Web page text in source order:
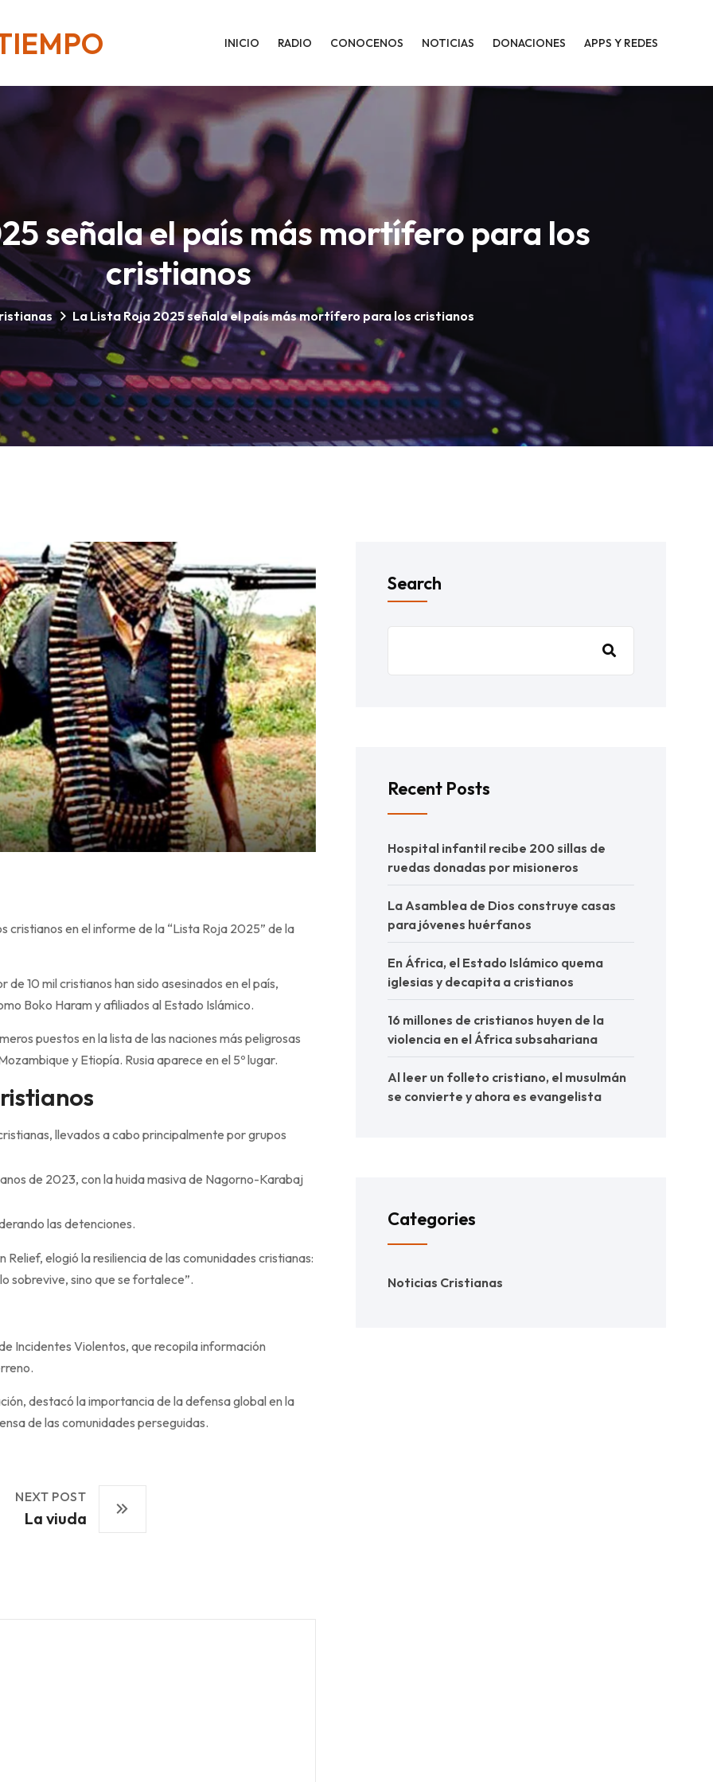
INICIO RADIO CONOCENOS NOTICIAS DONACIONES APPS Y REDES
señala el país más mortífero para los
cristianos
La Lista Roja 2025 señala el país más mortífero para los cristianos
en el informe de la “Lista Roja 2025” de la
10 mil cristianos han sido asesinados en el país,
Boko Haram y afiliados al Estado Islámico.
puestos en la lista de las naciones más peligrosas
y Etiopía. Rusia aparece en el 5º lugar.
llevados a cabo principalmente por grupos
de 2023, con la huida masiva de Nagorno-Karabaj
las detenciones.
elogió la resiliencia de las comunidades cristianas:
sobrevive, sino que se fortalece”.
Incidentes Violentos, que recopila información
destacó la importancia de la defensa global en la
de las comunidades perseguidas.
NEXT POST
La viuda
Search
Recent Posts
Hospital infantil recibe 200 sillas de
ruedas donadas por misioneros
La Asamblea de Dios construye casas
para jóvenes huérfanos
En África, el Estado Islámico quema
iglesias y decapita a cristianos
16 millones de cristianos huyen de la
violencia en el África subsahariana
Al leer un folleto cristiano, el musulmán
se convierte y ahora es evangelista
Categories
Noticias Cristianas